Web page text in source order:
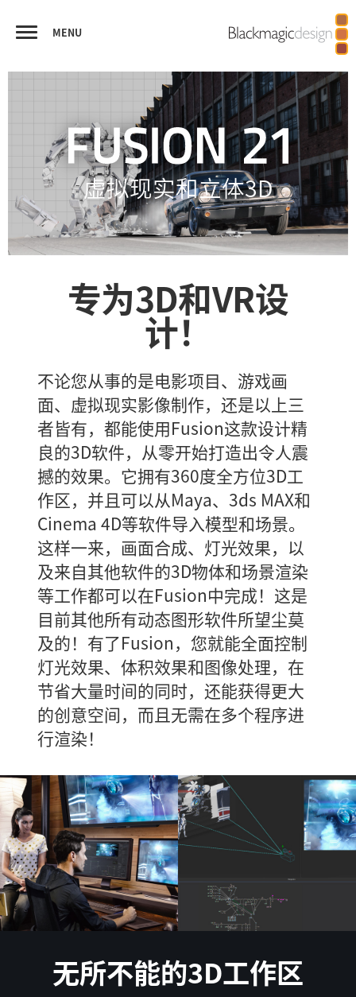
MENU
虚拟现实和立体3D播出图文和字幕优秀作品功能对比
虚拟现实和立体3D
专为3D和VR设
计！
不论您从事的是电影项目、游戏画
面、虚拟现实影像制作，还是以上三
者皆有，都能使用Fusion这款设计精
良的3D软件，从零开始打造出令人震
撼的效果。它拥有360度全方位3D工
作区，并且可以从Maya、3ds MAX和
Cinema 4D等软件导入模型和场景。
这样一来，画面合成、灯光效果，以
及来自其他软件的3D物体和场景渲染
等工作都可以在Fusion中完成！这是
目前其他所有动态图形软件所望尘莫
及的！有了Fusion，您就能全面控制
灯光效果、体积效果和图像处理，在
节省大量时间的同时，还能获得更大
的创意空间，而且无需在多个程序进
行渲染！
无所不能的3D工作区